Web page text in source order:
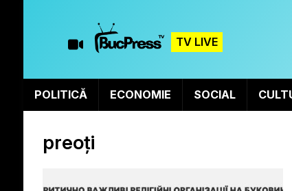
TV LIVE
POLITICĂ ECONOMIE SOCIAL
preoți